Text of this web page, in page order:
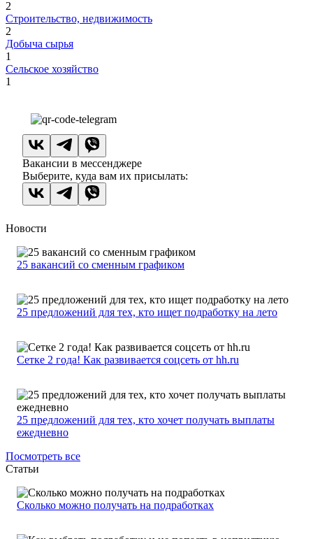
2
Строительство, недвижимость
2
Добыча сырья
1
Сельское хозяйство
1
Вакансии в мессенджере
Выберите, куда вам их присылать:
Новости
25 вакансий со сменным графиком
25 предложений для тех, кто ищет подработку на лето
Сетке 2 года! Как развивается соцсеть от hh.ru
25 предложений для тех, кто хочет получать выплаты
ежедневно
Посмотреть все
Статьи
Сколько можно получать на подработках